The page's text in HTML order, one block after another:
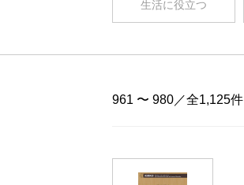
生活に役立つ
961 〜 980／全1,125件